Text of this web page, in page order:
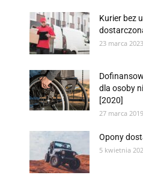
Kurier bez
23 marca 2023
dla osoby
[2020]
27 marca 2019
Opony
5 kwietnia